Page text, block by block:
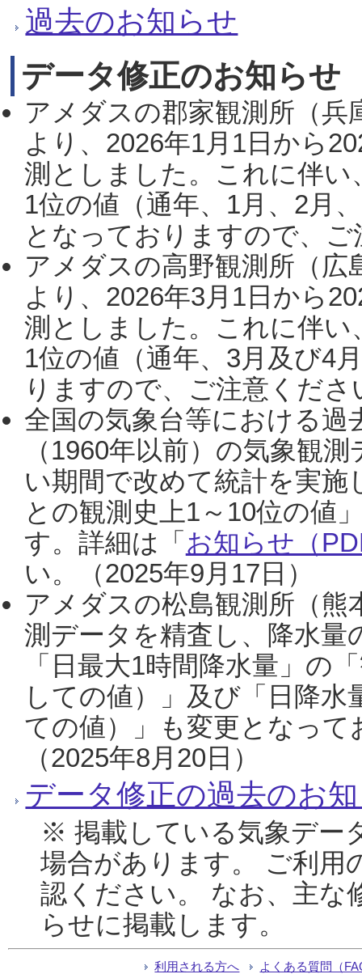
過去のお知らせ
データ修正のお知らせ
アメダスの郡家観測所（
より、2026年1月1日から
測としました。これに伴い
1位の値（通年、1月、2月
となっておりますので、
アメダスの高野観測所（
より、2026年3月1日から
測としました。これに伴い
1位の値（通年、3月及び4
りますので、ご注意くだ
全国の気象台等における過
（1960年以前）の気象観
い期間で改めて統計を実
との観測史上1～10位の値
す。詳細は「 お知らせ（
い。（2025年9月17日）
アメダスの松島観測所（熊
測データを精査し、降水
「日最大1時間降水量」の
しての値）」及び「日降
ての値）」も変更となっ
（2025年8月20日）
データ修正の過去のお
※ 掲載している気象デー
場合があります。 ご利用
認ください。 なお、主な
らせに掲載します。
利用される方へ よくある質問（